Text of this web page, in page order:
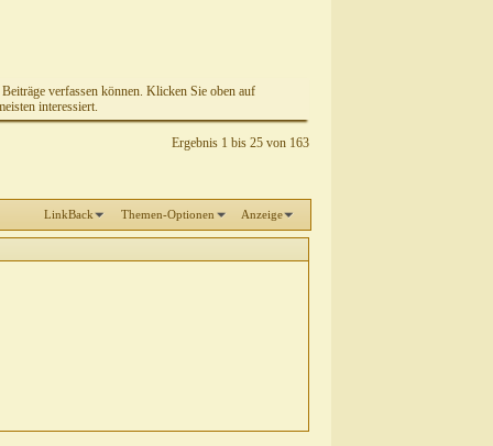
verfassen können. Klicken Sie oben auf
interessiert.
Ergebnis 1 bis 25 von 163
LinkBack Themen-Optionen Anzeige